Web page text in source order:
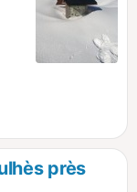
près